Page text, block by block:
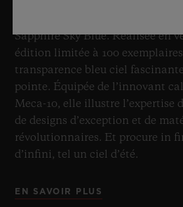
Sapphire Sky Blue. Réalisée en
édition limitée à 100
transparence bleu ciel
pointe. Équipée de l’innovant
Meca-10, elle illustre l’expertise
de designs d’exception et de
révolutionnaires. Et procure in
d’infini, tel un ciel d’été.
EN SAVOIR PLUS